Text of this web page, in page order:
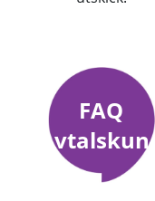
FAQ
Avtalskund